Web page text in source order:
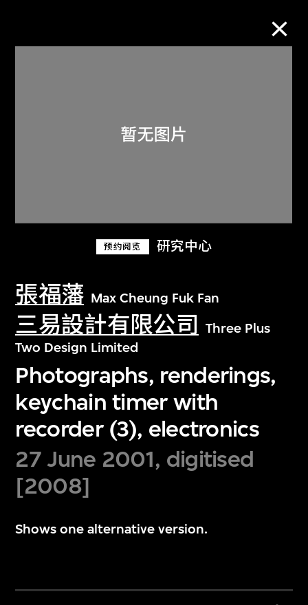
预约阅览 研究中心
張福藩 Max Cheung Fuk Fan
三易設計有限公司
Three Plus
Two Design Limited
Photographs, renderings,
keychain timer with
recorder (3), electronics
27 June 2001, digitised
[2008]
Shows one alternative version.
关于M+藏品
探索世界顶级的二十及二十一世纪视觉
文化藏品。